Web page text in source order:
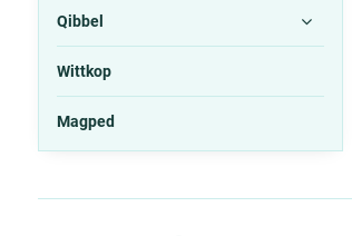
Qibbel
Wittkop
Magped